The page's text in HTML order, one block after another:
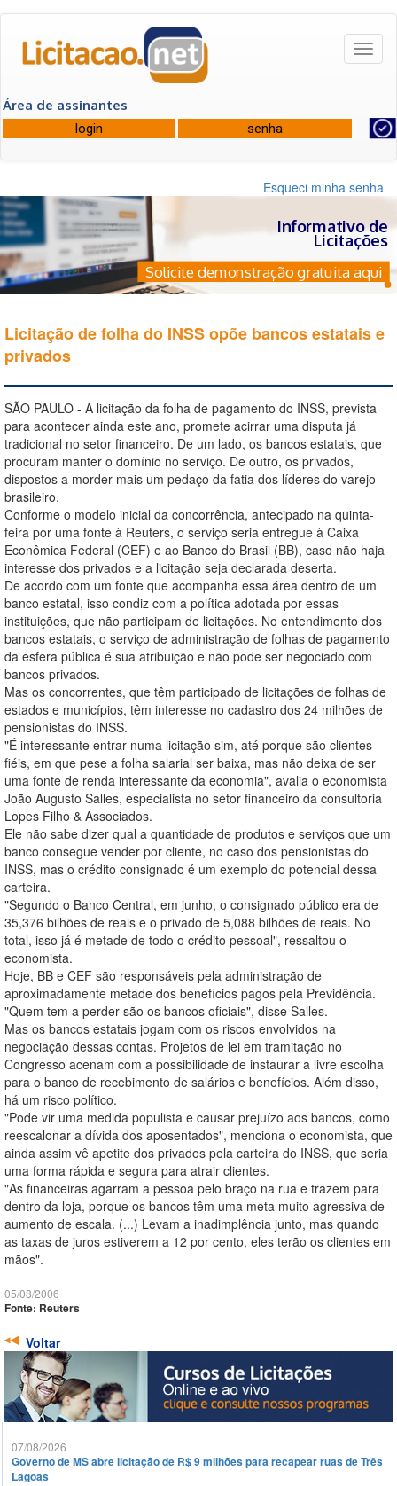
Área de assinantes
Esqueci minha senha
Informativo de
Licitações
Solicite demonstração gratuita aqui
Licitação de folha do INSS opõe bancos estatais e
privados
SÃO PAULO - A licitação da folha de pagamento do INSS, prevista
para acontecer ainda este ano, promete acirrar uma disputa já
tradicional no setor financeiro. De um lado, os bancos estatais, que
procuram manter o domínio no serviço. De outro, os privados,
dispostos a morder mais um pedaço da fatia dos líderes do varejo
brasileiro.
Conforme o modelo inicial da concorrência, antecipado na quinta-
feira por uma fonte à Reuters, o serviço seria entregue à Caixa
Econômica Federal (CEF) e ao Banco do Brasil (BB), caso não haja
interesse dos privados e a licitação seja declarada deserta.
De acordo com um fonte que acompanha essa área dentro de um
banco estatal, isso condiz com a política adotada por essas
instituições, que não participam de licitações. No entendimento dos
bancos estatais, o serviço de administração de folhas de pagamento
da esfera pública é sua atribuição e não pode ser negociado com
bancos privados.
Mas os concorrentes, que têm participado de licitações de folhas de
estados e municípios, têm interesse no cadastro dos 24 milhões de
pensionistas do INSS.
"É interessante entrar numa licitação sim, até porque são clientes
fiéis, em que pese a folha salarial ser baixa, mas não deixa de ser
uma fonte de renda interessante da economia", avalia o economista
João Augusto Salles, especialista no setor financeiro da consultoria
Lopes Filho & Associados.
Ele não sabe dizer qual a quantidade de produtos e serviços que um
banco consegue vender por cliente, no caso dos pensionistas do
INSS, mas o crédito consignado é um exemplo do potencial dessa
carteira.
"Segundo o Banco Central, em junho, o consignado público era de
35,376 bilhões de reais e o privado de 5,088 bilhões de reais. No
total, isso já é metade de todo o crédito pessoal", ressaltou o
economista.
Hoje, BB e CEF são responsáveis pela administração de
aproximadamente metade dos benefícios pagos pela Previdência.
"Quem tem a perder são os bancos oficiais", disse Salles.
Mas os bancos estatais jogam com os riscos envolvidos na
negociação dessas contas. Projetos de lei em tramitação no
Congresso acenam com a possibilidade de instaurar a livre escolha
para o banco de recebimento de salários e benefícios. Além disso,
há um risco político.
"Pode vir uma medida populista e causar prejuízo aos bancos, como
reescalonar a dívida dos aposentados", menciona o economista, que
ainda assim vê apetite dos privados pela carteira do INSS, que seria
uma forma rápida e segura para atrair clientes.
"As financeiras agarram a pessoa pelo braço na rua e trazem para
dentro da loja, porque os bancos têm uma meta muito agressiva de
aumento de escala. (...) Levam a inadimplência junto, mas quando
as taxas de juros estiverem a 12 por cento, eles terão os clientes em
mãos".
05/08/2006
Fonte: Reuters
Voltar
07/08/2026
Governo de MS abre licitação de R$ 9 milhões para recapear ruas de Três
Lagoas